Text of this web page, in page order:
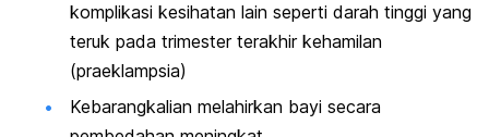
komplikasi kesihatan lain seperti darah tinggi yang
teruk pada trimester terakhir kehamilan
(praeklampsia)
Kebarangkalian melahirkan bayi secara